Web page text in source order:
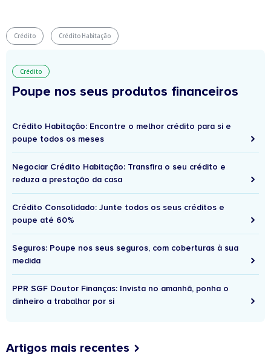
Crédito Crédito Habitação
Crédito
Poupe nos seus produtos financeiros
Crédito Habitação: Encontre o melhor crédito para si e
poupe todos os meses
Negociar Crédito Habitação: Transfira o seu crédito e
reduza a prestação da casa
Crédito Consolidado: Junte todos os seus créditos e
poupe até 60%
Seguros: Poupe nos seus seguros, com coberturas à sua
medida
PPR SGF Doutor Finanças: Invista no amanhã, ponha o
dinheiro a trabalhar por si
Artigos mais recentes